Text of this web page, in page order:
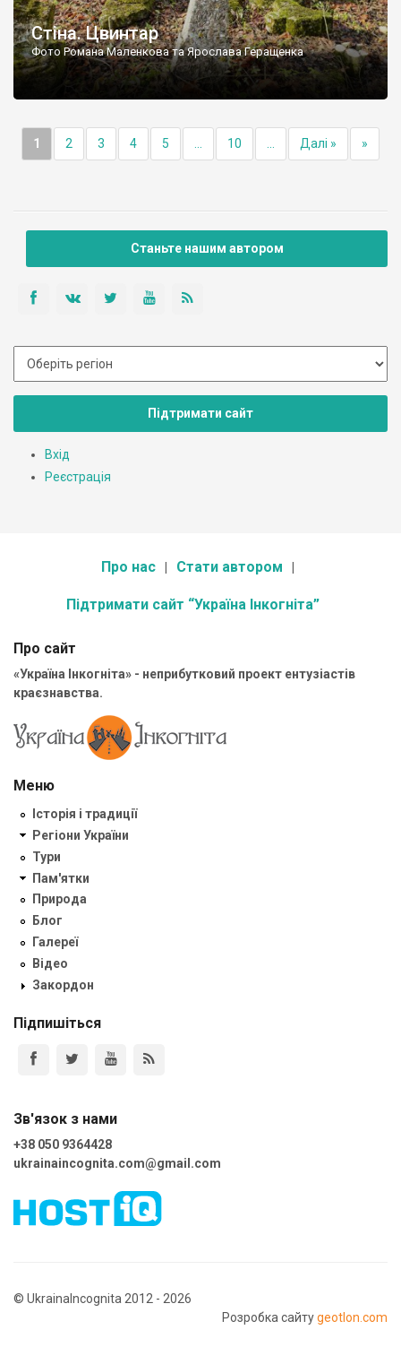
Стіна. Цвинтар
Фото Романа Маленкова та Ярослава Геращенка
1 2 3 4 5 10 Далі » »
Станьте нашим автором
Підтримати сайт
Вхід
Реєстрація
Про нас Стати автором
Підтримати сайт “Україна Інкогніта”
Про сайт
«Україна Інкогніта» - неприбутковий проект ентузіастів
краєзнавства.
Меню
Історія і традиції
Регіони України
Тури
Пам'ятки
Природа
Блог
Галереї
Відео
Закордон
Підпишіться
Зв'язок з нами
+38 050 9364428
ukrainaincognita.com@gmail.com
© UkrainaIncognita 2012 - 2026
Розробка сайтуgeotlon.com